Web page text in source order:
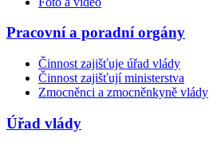
Pracovní a poradní orgány
Činnost zajišťuje úřad vlády
Činnost zajišťují ministerstva
Zmocněnci a zmocněnkyně vlády
Úřad vlády